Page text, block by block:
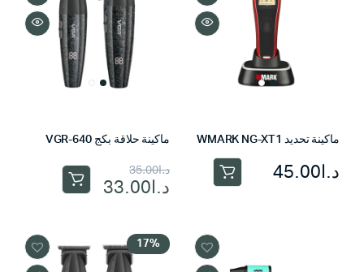
ماكينة تحديد WMARK NG-XT1
د.ا45.00
ماكينة حلاقة بكج VGR-640
د.ا35.00
السعر
الأصلي
د.ا35.00.
د.ا33.00
السعر
الحالي
د.ا33.00.17%